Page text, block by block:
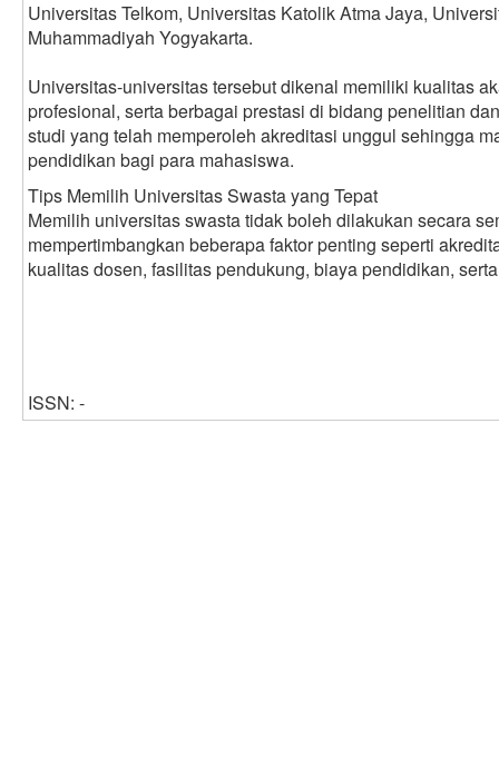
Universitas Telkom, Universitas Katolik Atma Jaya,
Muhammadiyah Yogyakarta.
Universitas-universitas tersebut dikenal memiliki kualitas
profesional, serta berbagai prestasi di bidang penelitian
studi yang telah memperoleh akreditasi unggul sehingga
pendidikan bagi para mahasiswa.
Tips Memilih Universitas Swasta yang Tepat
Memilih universitas swasta tidak boleh dilakukan secara
mempertimbangkan beberapa faktor penting seperti
kualitas dosen, fasilitas pendukung, biaya pendidikan,
ISSN: -